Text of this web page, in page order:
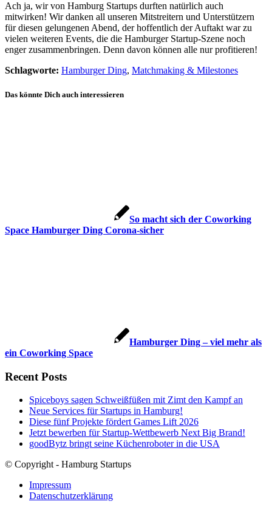
Ach ja, wir von Hamburg Startups durften natürlich auch
mitwirken! Wir danken all unseren Mitstreitern und Unterstützern
für diesen gelungenen Abend, der hoffentlich der Auftakt war zu
vielen weiteren Events, die die Hamburger Startup-Szene noch
enger zusammenbringen. Denn davon können alle nur profitieren!
Schlagworte: Hamburger Ding, Matchmaking & Milestones
Das könnte Dich auch interessieren
So macht sich der Coworking
Space Hamburger Ding Corona-sicher
Hamburger Ding – viel mehr als
ein Coworking Space
Recent Posts
Spiceboys sagen Schweißfüßen mit Zimt den Kampf an
Neue Services für Startups in Hamburg!
Diese fünf Projekte fördert Games Lift 2026
Jetzt bewerben für Startup-Wettbewerb Next Big Brand!
goodBytz bringt seine Küchenroboter in die USA
© Copyright - Hamburg Startups
Impressum
Datenschutzerklärung